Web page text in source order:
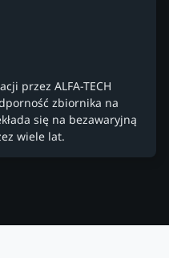
przez ALFA-TECH
zbiornika na
się na bezawaryjną
wiele lat.